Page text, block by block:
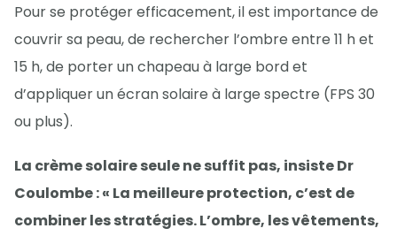
Pour se protéger efficacement, il est importance de
couvrir sa peau, de rechercher l’ombre entre 11 h et
15 h, de porter un chapeau à large bord et
d’appliquer un écran solaire à large spectre (FPS 30
ou plus).
La crème solaire seule ne suffit pas, insiste Dr
Coulombe : « La meilleure protection, c’est de
combiner les stratégies. L’ombre, les vêtements,